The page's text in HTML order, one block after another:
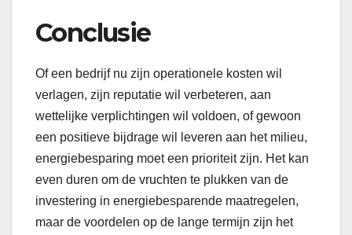
Conclusie
Of een bedrijf nu zijn operationele kosten wil
verlagen, zijn reputatie wil verbeteren, aan
wettelijke verplichtingen wil voldoen, of gewoon
een positieve bijdrage wil leveren aan het milieu,
energiebesparing moet een prioriteit zijn. Het kan
even duren om de vruchten te plukken van de
investering in energiebesparende maatregelen,
maar de voordelen op de lange termijn zijn het